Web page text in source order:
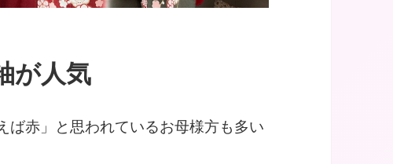
が人気
ば赤」と思われているお母様方も多い